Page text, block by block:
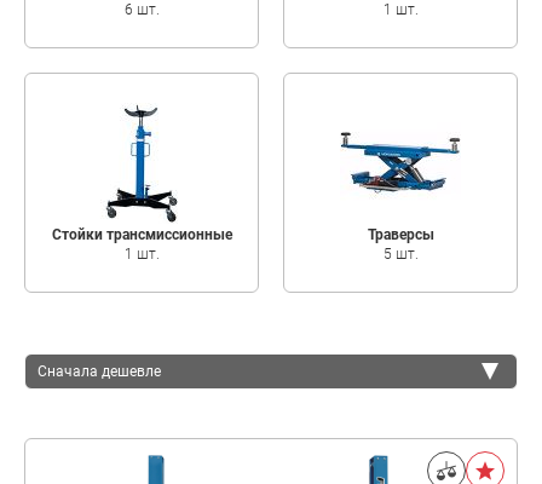
6 шт.
1 шт.
Стойки трансмиссионные
1 шт.
Траверсы
5 шт.
Сначала дешевле
Сначала дороже